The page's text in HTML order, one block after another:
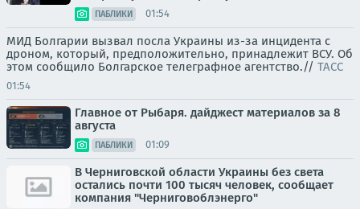
ПАБЛИКИ 01:54
МИД Болгарии вызвал посла Украины из-за инцидента с
дроном, который, предположительно, принадлежит ВСУ. Об
этом сообщило Болгарское телеграфное агентство.// ТАСС
01:54
Главное от Рыбаря. дайджест материалов за 8
августа
ПАБЛИКИ 01:09
В Черниговской области Украины без света
остались почти 100 тысяч человек, сообщает
компания "Черниговоблэнерго"